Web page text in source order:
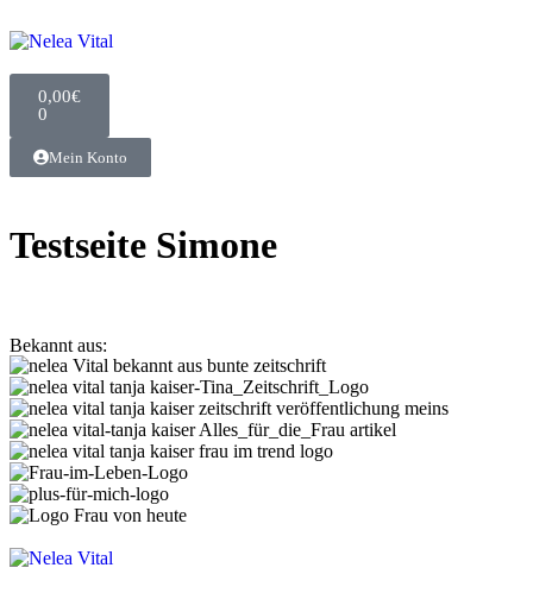
0,00€
0
Mein Konto
Testseite Simone
Bekannt aus: